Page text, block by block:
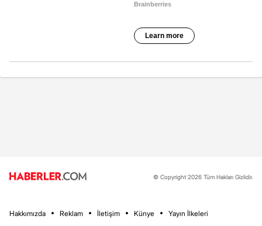
© Copyright 2026 Tüm Hakları Gizlidir.
Hakkımızda Reklam İletişim Künye Yayın İlkeleri